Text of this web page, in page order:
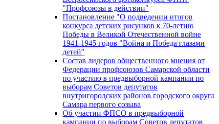
"Профсоюзы в действии"
Постановление "О подведении итогов
конкурса детских рисунков к 70-летию
Победы в Великой Отечественной войне
1941-1945 годов "Война и Победа глазами
детей"
Состав лидеров общественного мнения от
Федерации профсоюзов Самарской области
по участию в предвыборной кампании по
выборам Советов депутатов
внутригородских районов городского округа
Самара первого созыва
Об участии ФПСО в предвыборной
кампании по выборам Советов депутатов